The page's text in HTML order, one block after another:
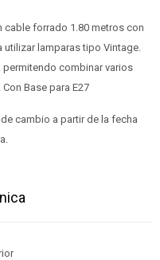
forrado 1.80 metros con
utilizar lamparas tipo Vintage.
combinar varios
Base para E27
cambio a partir de la fecha